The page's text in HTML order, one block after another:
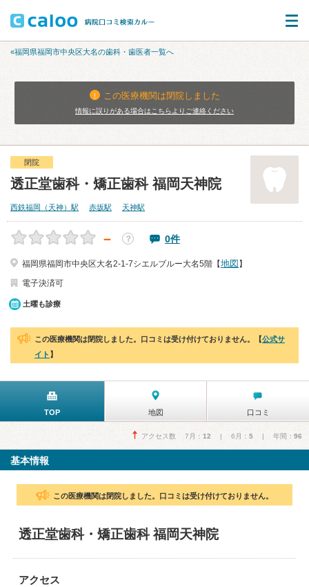
«福岡県福岡市中央区大名の歯科・歯医者一覧へ
この医療機関は閉院しました
情報に誤りがある場合はこちらよりご連絡ください
閉院
透正堂歯科・矯正歯科 福岡天神院
西鉄福岡（天神）駅 赤坂駅 天神駅
－ ？ 0件
福岡県福岡市中央区大名2-1-7シエルブルー大名5階【地図 】
電子決済可
土曜も診療
この医療機関は閉院しました。口コミは受け付けておりません。【公式サ
イト 】
TOP 地図 口コミ
アクセス数 7月： 12 | 6月： 5 | 年間： 96
基本情報
この医療機関は閉院しました。口コミは受け付けておりません。
透正堂歯科・矯正歯科 福岡天神院
アクセス